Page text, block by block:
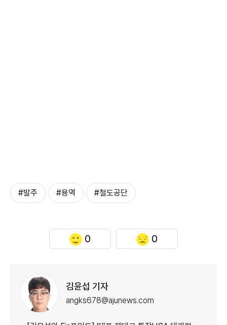
#발주 #용역 #철도공단
0 0
김윤섭 기자
angks678@ajunews.com